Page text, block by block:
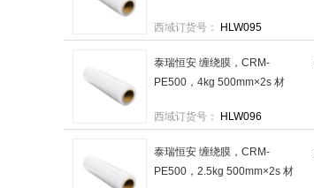
西域订货号：
HLW095
泰瑞恒安 缠绕膜，CRM-
PE500，4kg 500mm×2s 材
西域订货号：
HLW096
泰瑞恒安 缠绕膜，CRM-
PE500，2.5kg 500mm×2s 材